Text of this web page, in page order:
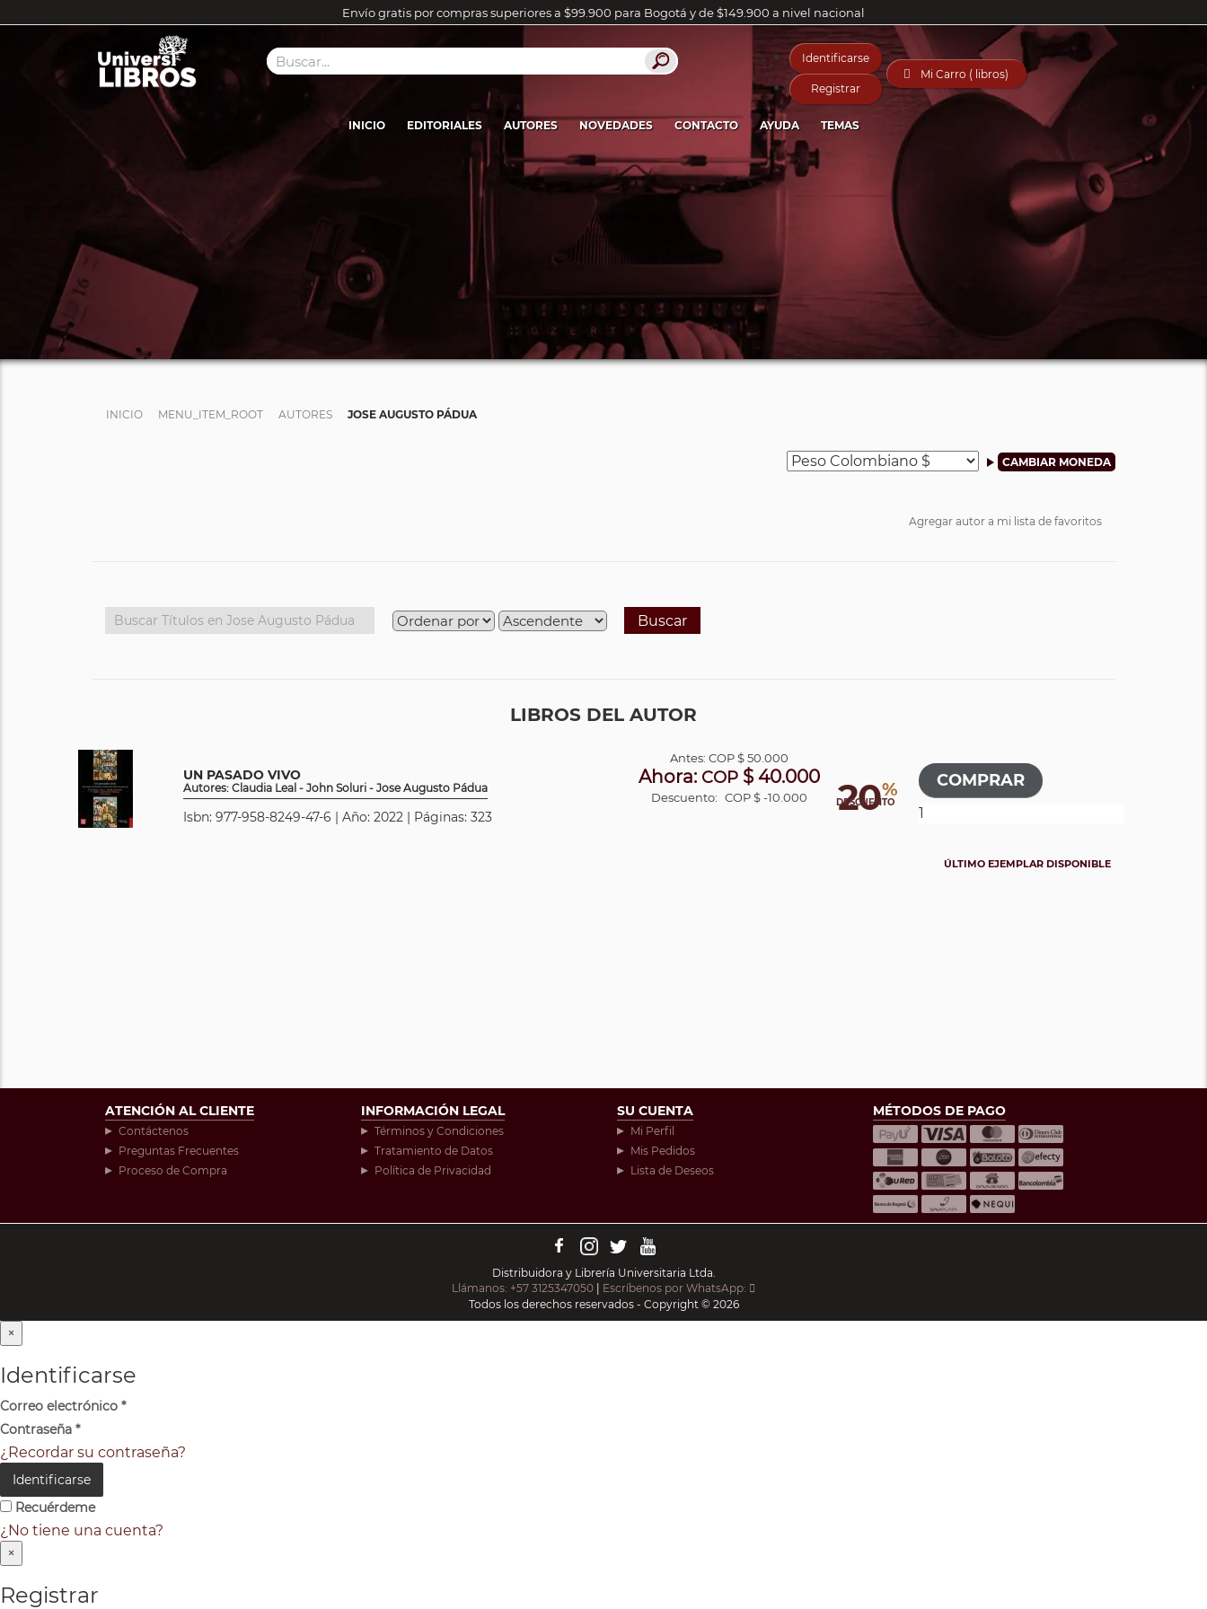
Envío gratis por compras superiores a $99.900 para Bogotá y de $149.900 a nivel nacional
Identificarse
Registrar
 Mi Carro ( libros)
INICIO EDITORIALES AUTORES NOVEDADES CONTACTO AYUDA TEMAS
INICIO MENU_ITEM_ROOT AUTORES JOSE AUGUSTO PÁDUA
Agregar autor a mi lista de favoritos
Buscar
LIBROS DEL AUTOR
UN PASADO VIVO
Autores: Claudia Leal - John Soluri - Jose Augusto Pádua
Isbn: 977-958-8249-47-6 | Año: 2022 | Páginas: 323 20%
DESCUENTO
Antes:COP$ 50.000
Ahora: COP $ 40.000
Descuento: COP $ -10.000
ÚLTIMO EJEMPLAR DISPONIBLE
ATENCIÓN AL CLIENTE
Contáctenos
Preguntas Frecuentes
Proceso de Compra
INFORMACIÓN LEGAL
Términos y Condiciones
Tratamiento de Datos
Política de Privacidad
SU CUENTA
Mi Perfil
Mis Pedidos
Lista de Deseos
MÉTODOS DE PAGO
Distribuidora y Librería Universitaria Ltda.
Llámanos: +57 3125347050
Escríbenos por WhatsApp:
Todos los derechos reservados - Copyright © 2026
×
Identificarse
Correo electrónico *
Contraseña *
¿Recordar su contraseña?
Identificarse
Recuérdeme
¿No tiene una cuenta?
×
Registrar